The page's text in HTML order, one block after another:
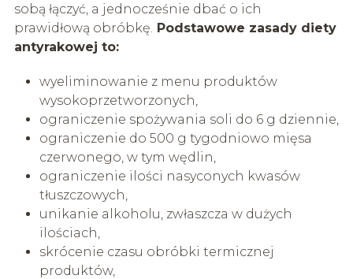
sobą łączyć, a jednocześnie dbać o ich
prawidłową obróbkę. Podstawowe zasady diety
antyrakowej to:
wyeliminowanie z menu produktów
wysokoprzetworzonych,
ograniczenie spożywania soli do 6 g dziennie,
ograniczenie do 500 g tygodniowo mięsa
czerwonego, w tym wędlin,
ograniczenie ilości nasyconych kwasów
tłuszczowych,
unikanie alkoholu, zwłaszcza w dużych
ilościach,
skrócenie czasu obróbki termicznej
produktów,